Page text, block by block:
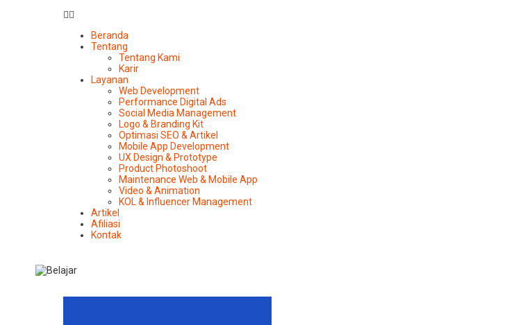
Beranda
Tentang
Tentang Kami
Karir
Layanan
Web Development
Performance Digital Ads
Social Media Management
Logo & Branding Kit
Optimasi SEO & Artikel
Mobile App Development
UX Design & Prototype
Product Photoshoot
Maintenance Web & Mobile App
Video & Animation
KOL & Influencer Management
Artikel
Afiliasi
Kontak